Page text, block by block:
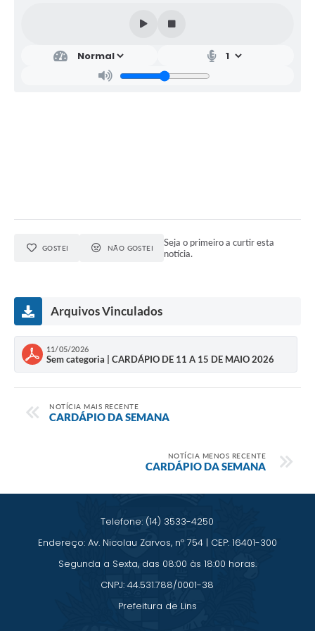
Relação dos Itinerários do Transporte Público
Consulta Pública sobre o Plano Municipal de
Saneamento Básico de Lins
Educação
Infraestrutura
Saúde
A Prefeitura
Plano de Contingência 2024-2025 Lins/SP
Tributos
GOSTEI NÃO GOSTEI
Seja o primeiro a curtir esta
notícia.
Arquivos Vinculados
11/05/2026
Sem categoria | CARDÁPIO DE 11 A 15 DE MAIO 2026
NOTÍCIA MAIS RECENTE
CARDÁPIO DA SEMANA
NOTÍCIA MENOS RECENTE
CARDÁPIO DA SEMANA
Telefone: (14) 3533-4250
Endereço: Av. Nicolau Zarvos, nº 754 | CEP: 16401-300
Segunda a Sexta, das 08:00 às 18:00 horas.
CNPJ: 44.531.788/0001-38
Prefeitura de Lins